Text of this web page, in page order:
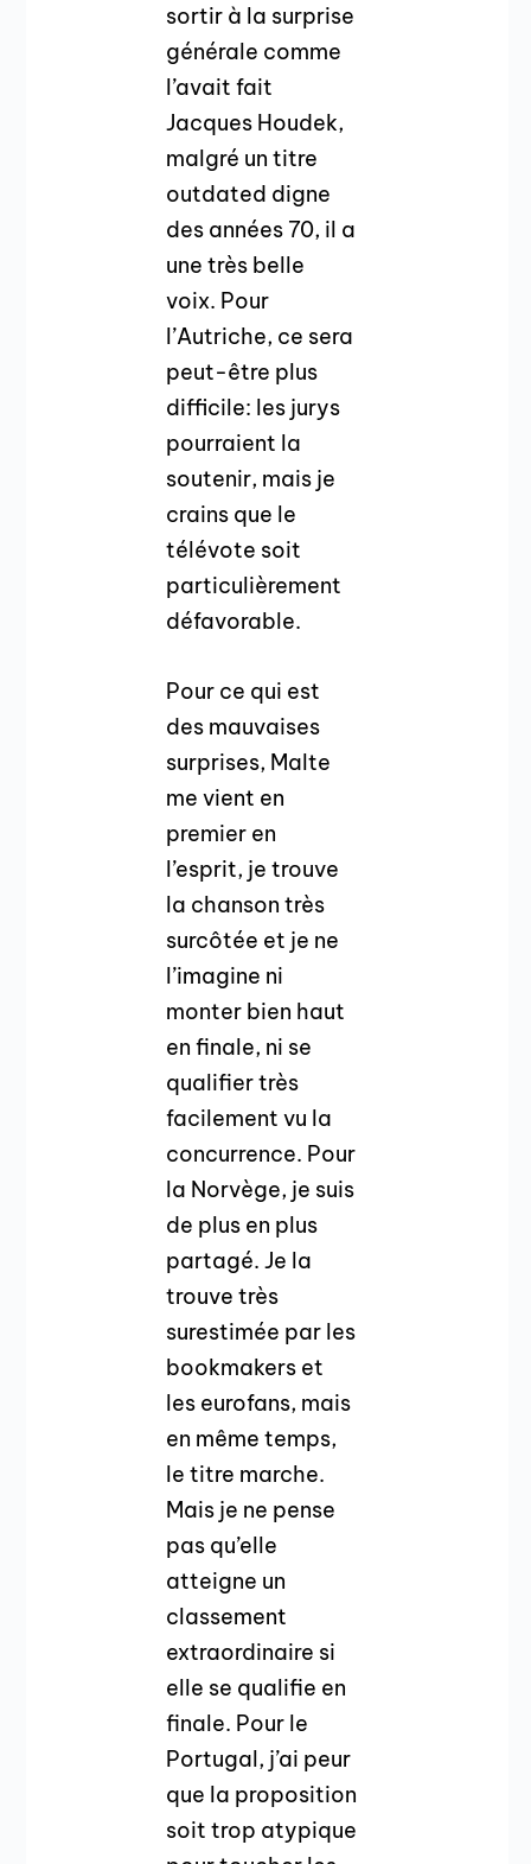
sortir à la surprise
générale comme
l’avait fait
Jacques Houdek,
malgré un titre
outdated digne
des années 70, il a
une très belle
voix. Pour
l’Autriche, ce sera
peut-être plus
difficile: les jurys
pourraient la
soutenir, mais je
crains que le
télévote soit
particulièrement
défavorable.
Pour ce qui est
des mauvaises
surprises, Malte
me vient en
premier en
l’esprit, je trouve
la chanson très
surcôtée et je ne
l’imagine ni
monter bien haut
en finale, ni se
qualifier très
facilement vu la
concurrence. Pour
la Norvège, je suis
de plus en plus
partagé. Je la
trouve très
surestimée par les
bookmakers et
les eurofans, mais
en même temps,
le titre marche.
Mais je ne pense
pas qu’elle
atteigne un
classement
extraordinaire si
elle se qualifie en
finale. Pour le
Portugal, j’ai peur
que la proposition
soit trop atypique